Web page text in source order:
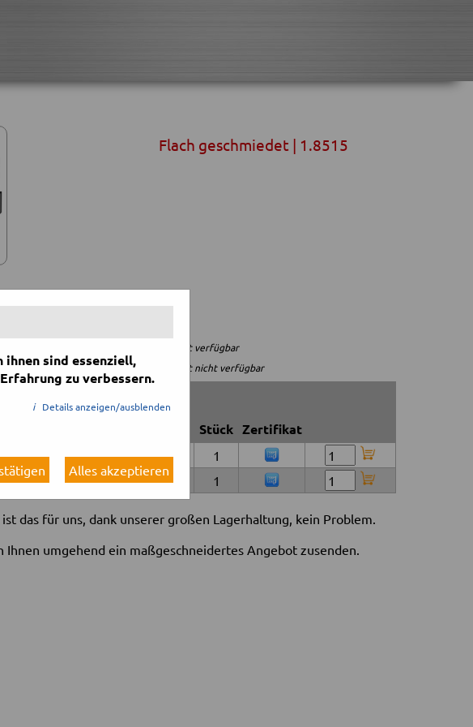
Flach geschmiedet | 1.8515
= Zertifikat verfügbar
= Zertifikat nicht verfügbar
🔍
Stück Zertifikat
1000
1
320 1
das für uns, dank unserer großen Lagerhaltung, kein Problem.
Ihnen umgehend ein maßgeschneidertes Angebot zusenden.
ihnen sind essenziell,
zu verbessern.
i Details anzeigen/ausblenden
Alles akzeptieren